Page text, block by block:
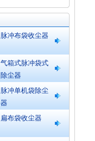
脉冲布袋收尘器
气箱式脉冲袋式
除尘器
脉冲单机袋除尘
器
扁布袋收尘器